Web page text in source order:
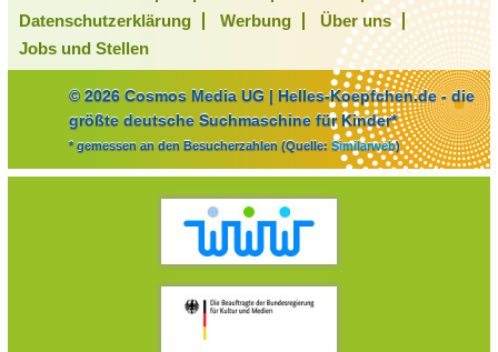
Datenschutzerklärung
Werbung
Über uns
Jobs und Stellen
© 2026 Cosmos Media UG | Helles-Koepfchen.de - die
größte deutsche Suchmaschine für Kinder*
* gemessen an den Besucherzahlen (Quelle: Similarweb)